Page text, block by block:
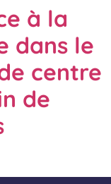
à la
dans le
centre
de